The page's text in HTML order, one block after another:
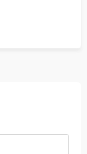
напитка и
посторонних